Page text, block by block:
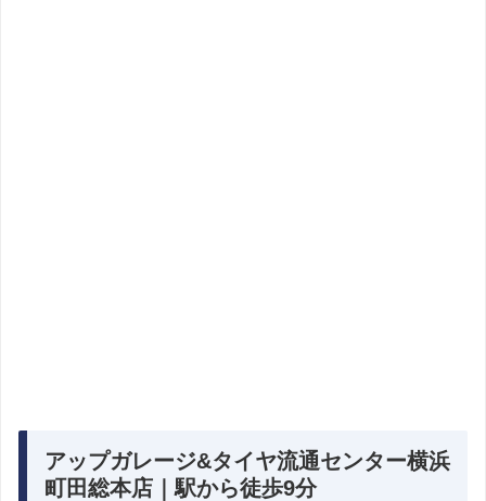
アップガレージ&タイヤ流通センター横浜
町田総本店｜駅から徒歩9分